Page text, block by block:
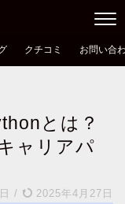
クチコミ お問い合
とは？
ャリアパ
/ 2025年4月27日